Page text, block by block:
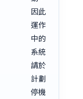
因此
運作
中的
系統
請於
計劃
停機